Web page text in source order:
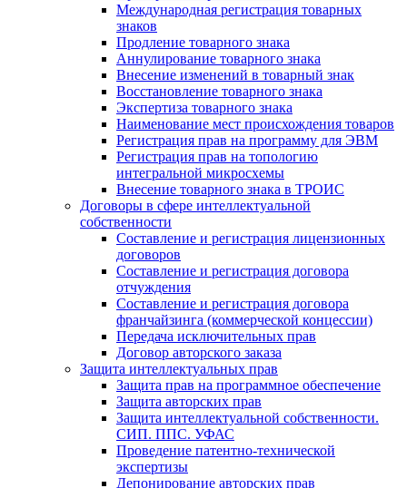
Международная регистрация товарных
знаков
Продление товарного знака
Аннулирование товарного знака
Внесение изменений в товарный знак
Восстановление товарного знака
Экспертиза товарного знака
Наименование мест происхождения товаров
Регистрация прав на программу для ЭВМ
Регистрация прав на топологию
интегральной микросхемы
Внесение товарного знака в ТРОИС
Договоры в сфере интеллектуальной
собственности
Составление и регистрация лицензионных
договоров
Составление и регистрация договора
отчуждения
Составление и регистрация договора
франчайзинга (коммерческой концессии)
Передача исключительных прав
Договор авторского заказа
Защита интеллектуальных прав
Защита прав на программное обеспечение
Защита авторских прав
Защита интеллектуальной собственности.
СИП. ППС. УФАС
Проведение патентно-технической
экспертизы
Депонирование авторских прав